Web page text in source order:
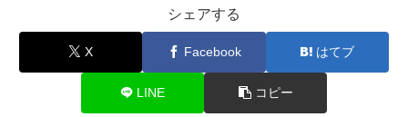
シェアする
X Facebook はてブ
LINE コピー